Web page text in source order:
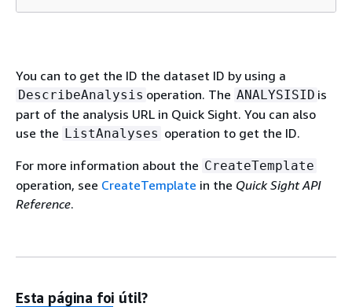
You can to get the ID the dataset ID by using a
DescribeAnalysis operation. The ANALYSISID is
part of the analysis URL in Quick Sight. You can also
use the ListAnalyses operation to get the ID.
For more information about the CreateTemplate
operation, see CreateTemplate in the Quick Sight API
Reference.
Esta página foi útil?